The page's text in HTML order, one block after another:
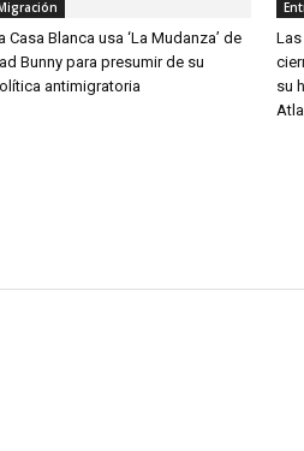
Casa Blanca usa ‘La Mudanza’ de
Bunny para presumir de su
antimigratoria
Las
su